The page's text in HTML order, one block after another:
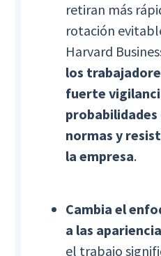
retiran más
rotación
Harvard
los
fuerte
normas y
la empresa.
Cambia el
a las
el trabajo